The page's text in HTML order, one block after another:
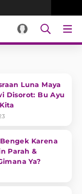
Luna Maya
Disorot: Bu Ayu
Karena
Parah &
Ya?